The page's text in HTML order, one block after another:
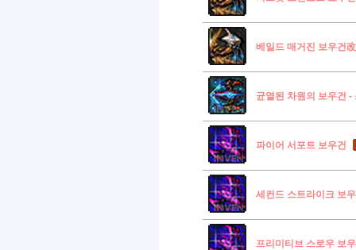
베일드 매거진 보우건改
균열된 차원의 보우건 -
파이어 서포트 보우건
세컨드 스트라이크 보
프리미티브 스로우 보